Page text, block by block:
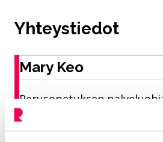
Yhteystiedot
Mary Keo
Perusopetuksen
koordinaattori